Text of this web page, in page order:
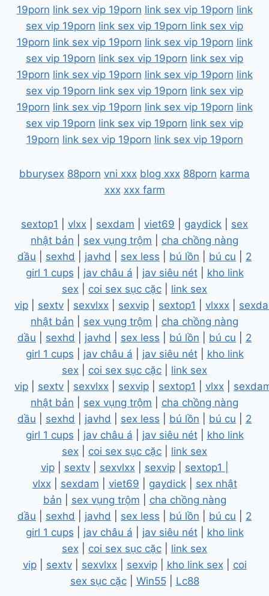
19porn link sex vip 19porn link sex vip 19porn link
sex vip 19porn link sex vip 19porn link sex vip
19porn link sex vip 19porn link sex vip 19porn link
sex vip 19porn link sex vip 19porn link sex vip
19porn link sex vip 19porn link sex vip 19porn link
sex vip 19porn link sex vip 19porn link sex vip
19porn link sex vip 19porn link sex vip 19porn link
sex vip 19porn link sex vip 19porn link sex vip
19porn link sex vip 19porn link sex vip 19porn
bburysex 88porn vni xxx blog xxx 88porn karma
xxx xxx farm
sextop1 vlxx sexdam viet69 gaydick
sex
nhật bản
sex vụng trộm
cha chồng nàng
dầu
sexhd javhd sex less bú lồn bú cu
2
girl 1 cups
jav châu á jav siêu nét| kho link
sex
coi sex sục cặc
link sex
vip
sextv sexvlxx sexvip sextop1 vlxxx
nhật bản
sex vụng trộm
cha chồng nàng
dầu
sexhd javhd sex less bú lồn bú cu
2
girl 1 cups
jav châu á jav siêu nét| kho link
sex
coi sex sục cặc
link sex
vip
sextv sexvlxx sexvip sextop1 vlxx
nhật bản
sex vụng trộm
cha chồng nàng
dầu
sexhd javhd sex less bú lồn bú cu
2
girl 1 cups
jav châu á jav siêu nét| kho link
sex
coi sex sục cặc
link sex
vip| sextv| sexvlxx| sexvip| sextop1 |
vlxx| sexdam viet69 gaydick| sex nhật
bản
sex vụng trộm
cha chồng nàng
dầu
sexhd javhd sex less bú lồn bú cu
2
girl 1 cups
jav châu á jav siêu nét| kho link
sex
coi sex sục cặc
link sex
vip| sextv| sexvlxx| sexvip| kho link sex| coi
sex sục cặc| Win55| Lc88